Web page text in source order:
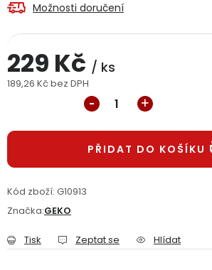
Doprava a platba
Reklamační formulář
Obchodní podmínky
Podmínky ochrany osobních údajů
Možnosti doručení
229 Kč / ks
189,26 Kč bez DPH
PŘIDAT DO KOŠÍKU
Kód zboží: G10913
Značka:GEKO
Tisk Zeptat se Hlídat